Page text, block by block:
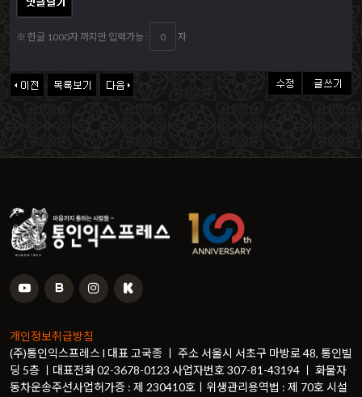
※ 한글 1000자 까지만 입력가능 : 자
개인정보취급방침
(주)통인익스프레스 l 대표 고국종 ㅣ 주소 서울시 서초구 마방로 48, 통인빌
딩 5층 ㅣ대표전화 02-3678-0123 사업자번호 307-81-43194 ㅣ 화물자
동차운송주선사업허가증 : 제 230410호ㅣ위생관리용역법 : 제 70호 시설